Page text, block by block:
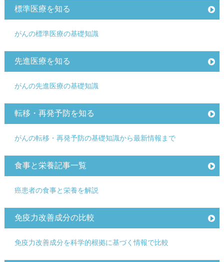
標準医療を知る
がんの標準医療の基礎知識
先進医療を知る
がんの先進医療の基礎知識
転移・再発予防を知る
がんの転移・再発予防の基礎知識から最新情報まで
食事と栄養記事一覧
癌患者の食事と栄養を解説
免疫力改善成分の比較
免疫力改善成分を科学的根拠に基づく情報で比較